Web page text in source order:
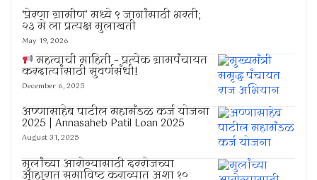
‘प्रेरणा ग्रामीण’ मध्ये ९ जागांसाठी भरती;
२३ मे ला प्रत्यक्ष मुलाखती
May 19, 2026
महत्वाची माहिती – प्रत्येक ग्रामपंचायत
करदात्यांसाठी सुवर्णसंधी!
December 6, 2025
अण्णासाहेब पाटील महामंडळ कर्ज योजना
2025 | Annasaheb Patil Loan 2025
August 31, 2025
मुलांच्या आरोग्यासाठी दररोजच्या
आहारात समाविष्ट कराव्यात अशा १०